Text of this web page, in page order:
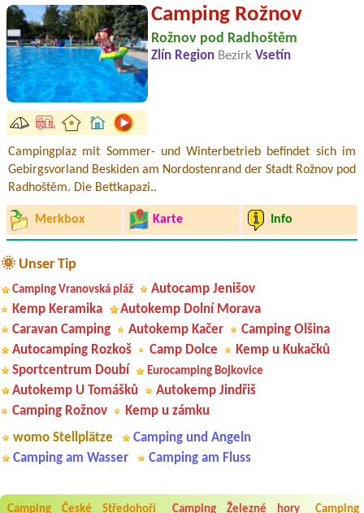
Camping Rožnov
Rožnov pod Radhoštěm
Zlín Region Bezirk Vsetín
Campingplaz mit Sommer- und Winterbetrieb befindet sich im
Gebirgsvorland Beskiden am Nordostenrand der Stadt Rožnov pod
Radhoštěm. Die Bettkapazi..
Merkbox Karte Info
🌞 Unser Tip
Camping Vranovská pláž
Autocamp Jenišov
Kemp Keramika
Autokemp Dolní Morava
Caravan Camping
Autokemp Kačer
Camping Olšina
Autocamping Rozkoš
Camp Dolce
Kemp u Kukačků
Sportcentrum Doubí
Eurocamping Bojkovice
Autokemp U Tomášků
Autokemp Jindřiš
Camping Rožnov
Kemp u zámku
womo Stellplätze
Camping und Angeln
Camping am Wasser
Camping am Fluss
Camping České Středohoří Camping Železné hory Camping